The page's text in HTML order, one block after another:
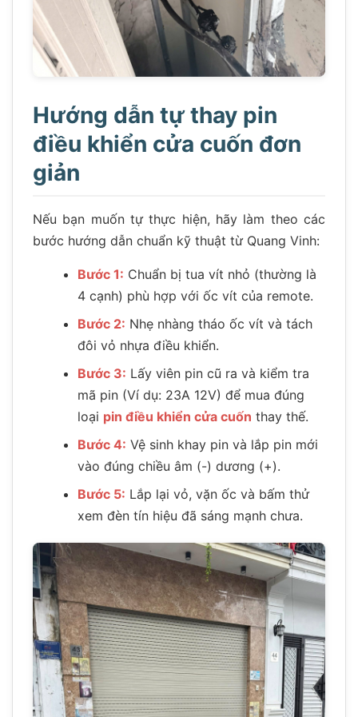
Hướng dẫn tự thay pin
điều khiển cửa cuốn đơn
giản
Nếu bạn muốn tự thực hiện, hãy làm theo các
bước hướng dẫn chuẩn kỹ thuật từ Quang Vinh:
Bước 1: Chuẩn bị tua vít nhỏ (thường là
4 cạnh) phù hợp với ốc vít của remote.
Bước 2: Nhẹ nhàng tháo ốc vít và tách
đôi vỏ nhựa điều khiển.
Bước 3: Lấy viên pin cũ ra và kiểm tra
mã pin (Ví dụ: 23A 12V) để mua đúng
loại pin điều khiển cửa cuốn thay thế.
Bước 4: Vệ sinh khay pin và lắp pin mới
vào đúng chiều âm (-) dương (+).
Bước 5: Lắp lại vỏ, vặn ốc và bấm thử
xem đèn tín hiệu đã sáng mạnh chưa.